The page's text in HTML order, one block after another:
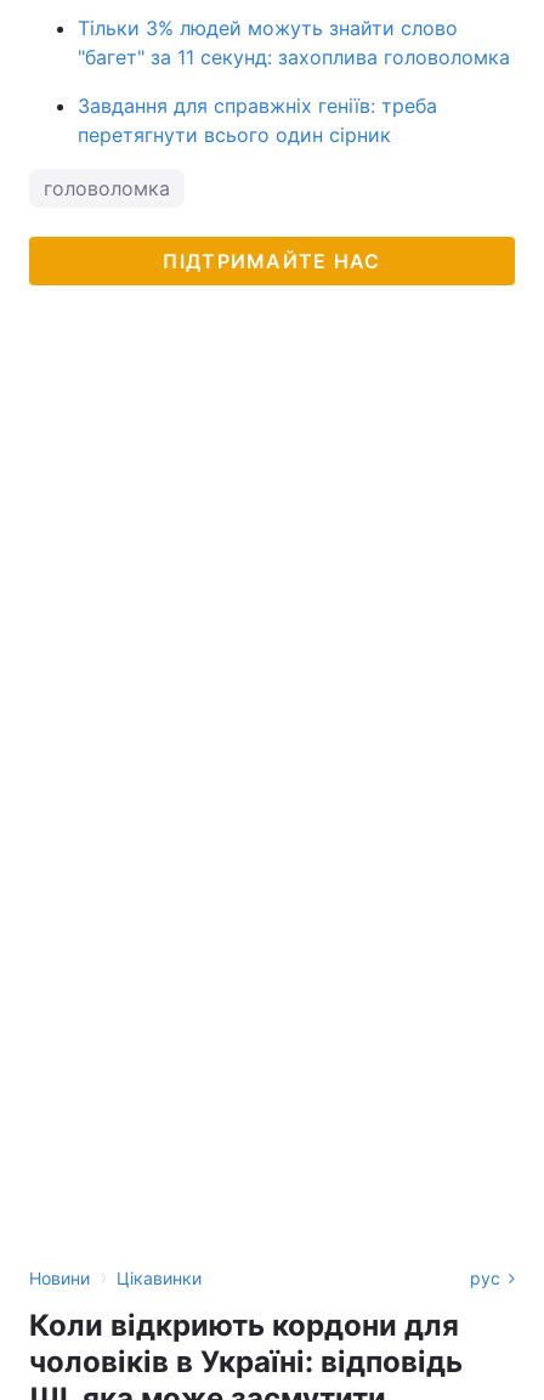
Тільки 3% людей можуть знайти слово
"багет" за 11 секунд: захоплива головоломка
Завдання для справжніх геніїв: треба
перетягнути всього один сірник
головоломка
ПІДТРИМАЙТЕ НАС
Новини › Цікавинки рус
Коли відкриють кордони для
чоловіків в Україні: відповідь